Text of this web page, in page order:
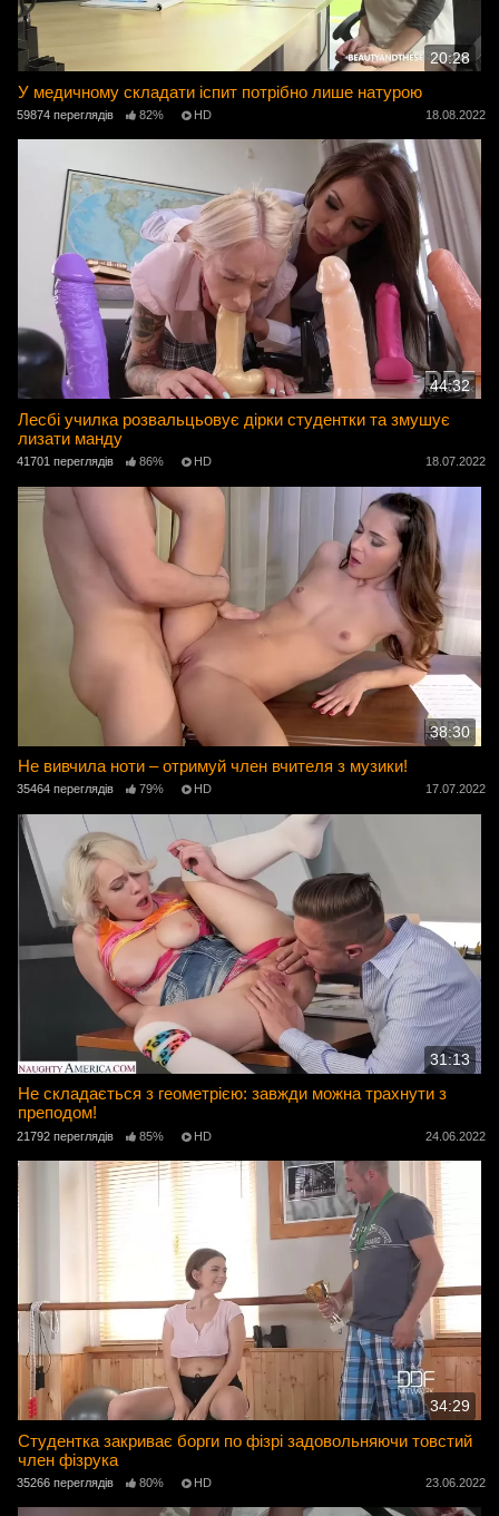
20:28
У медичному складати іспит потрібно лише натурою
59874 переглядів 82% HD 18.08.2022
44:32
Лесбі училка розвальцьовує дірки студентки та змушує
лизати манду
41701 переглядів 86% HD 18.07.2022
38:30
Не вивчила ноти – отримуй член вчителя з музики!
35464 переглядів 79% HD 17.07.2022
31:13
Не складається з геометрією: завжди можна трахнути з
преподом!
21792 переглядів 85% HD 24.06.2022
34:29
Студентка закриває борги по фізрі задовольняючи товстий
член фізрука
35266 переглядів 80% HD 23.06.2022